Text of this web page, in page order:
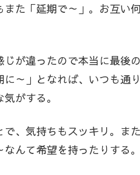
た「延期で～」。お互い
じが違ったので本当に最後
に～」となれば、いつも通
がする。
で、気持ちもスッキリ。
んて希望を持ったりする。